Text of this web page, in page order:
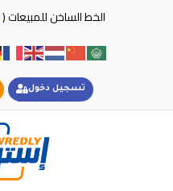
الخط الساخن للمبيعات (
تسجيل دخول